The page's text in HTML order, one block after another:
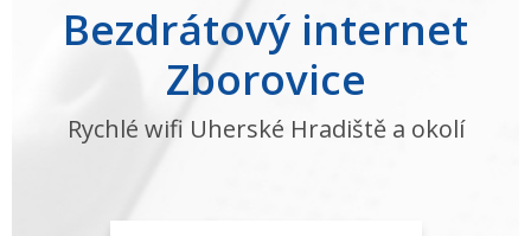
Telefon
Reference
Kamery
Kariéra
Bezdrátový internet
Zborovice
Rychlé wifi Uherské Hradiště a okolí